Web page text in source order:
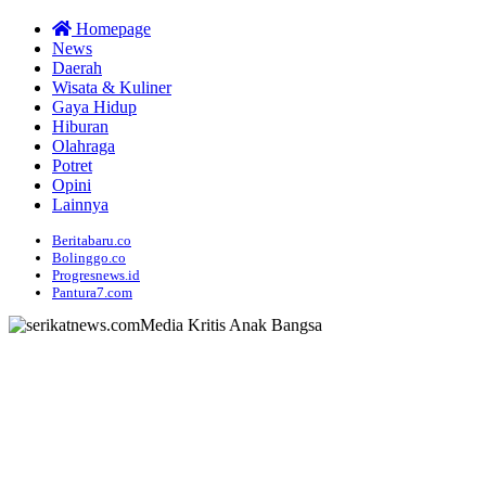
Homepage
News
Daerah
Wisata & Kuliner
Gaya Hidup
Hiburan
Olahraga
Potret
Opini
Lainnya
Beritabaru.co
Bolinggo.co
Progresnews.id
Pantura7.com